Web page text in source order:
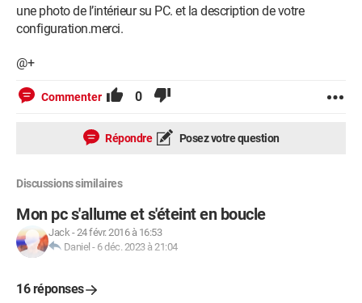
une photo de l’intérieur su PC. et la description de votre
configuration.merci.
@+
Commenter 0
Répondre Posez votre question
Discussions similaires
Mon pc s'allume et s'éteint en boucle
Jack-24 févr. 2016 à 16:53
Daniel - 6 déc. 2023 à 21:04
16 réponses